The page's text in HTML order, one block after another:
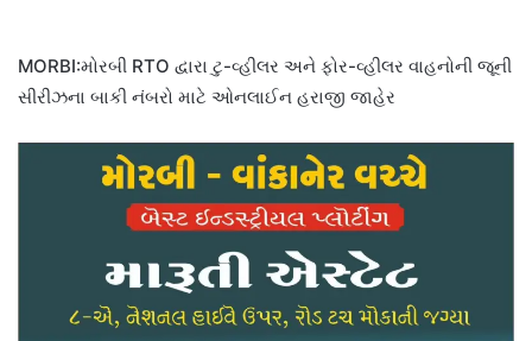
MORBI:મોરબી RTO દ્વારા ટુ-વ્હીલર અને ફોર-વ્હીલર વાહનોની જૂની
સીરીઝના બાકી નંબરો માટે ઓનલાઈન હરાજી જાહેર